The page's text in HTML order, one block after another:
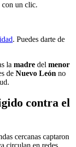
con un clic.
. Puedes darte de
la madre del menor
de Nuevo León no
contra el
cercanas captaron
circulan en redes